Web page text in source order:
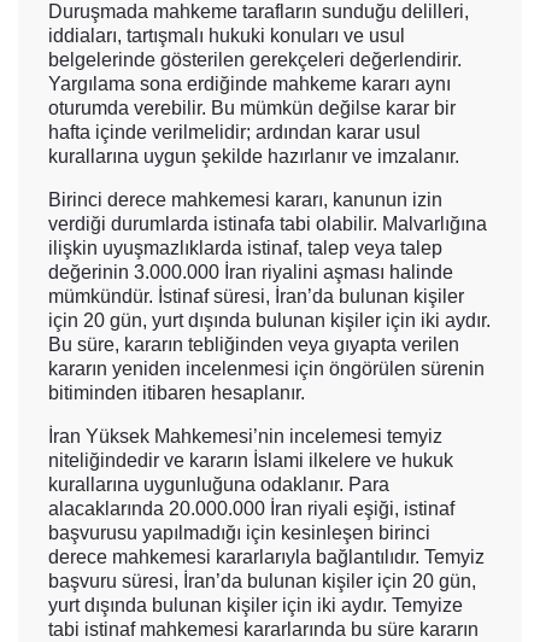
Duruşmada mahkeme tarafların sunduğu delilleri,
iddiaları, tartışmalı hukuki konuları ve usul
belgelerinde gösterilen gerekçeleri değerlendirir.
Yargılama sona erdiğinde mahkeme kararı aynı
oturumda verebilir. Bu mümkün değilse karar bir
hafta içinde verilmelidir; ardından karar usul
kurallarına uygun şekilde hazırlanır ve imzalanır.
Birinci derece mahkemesi kararı, kanunun izin
verdiği durumlarda istinafa tabi olabilir. Malvarlığına
ilişkin uyuşmazlıklarda istinaf, talep veya talep
değerinin 3.000.000 İran riyalini aşması halinde
mümkündür. İstinaf süresi, İran’da bulunan kişiler
için 20 gün, yurt dışında bulunan kişiler için iki aydır.
Bu süre, kararın tebliğinden veya gıyapta verilen
kararın yeniden incelenmesi için öngörülen sürenin
bitiminden itibaren hesaplanır.
İran Yüksek Mahkemesi’nin incelemesi temyiz
niteliğindedir ve kararın İslami ilkelere ve hukuk
kurallarına uygunluğuna odaklanır. Para
alacaklarında 20.000.000 İran riyali eşiği, istinaf
başvurusu yapılmadığı için kesinleşen birinci
derece mahkemesi kararlarıyla bağlantılıdır. Temyiz
başvuru süresi, İran’da bulunan kişiler için 20 gün,
yurt dışında bulunan kişiler için iki aydır. Temyize
tabi istinaf mahkemesi kararlarında bu süre kararın